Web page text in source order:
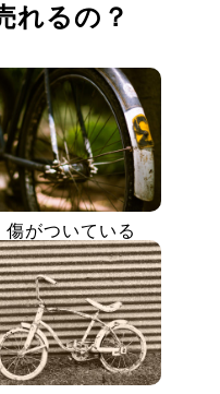
れるの？
傷がついている